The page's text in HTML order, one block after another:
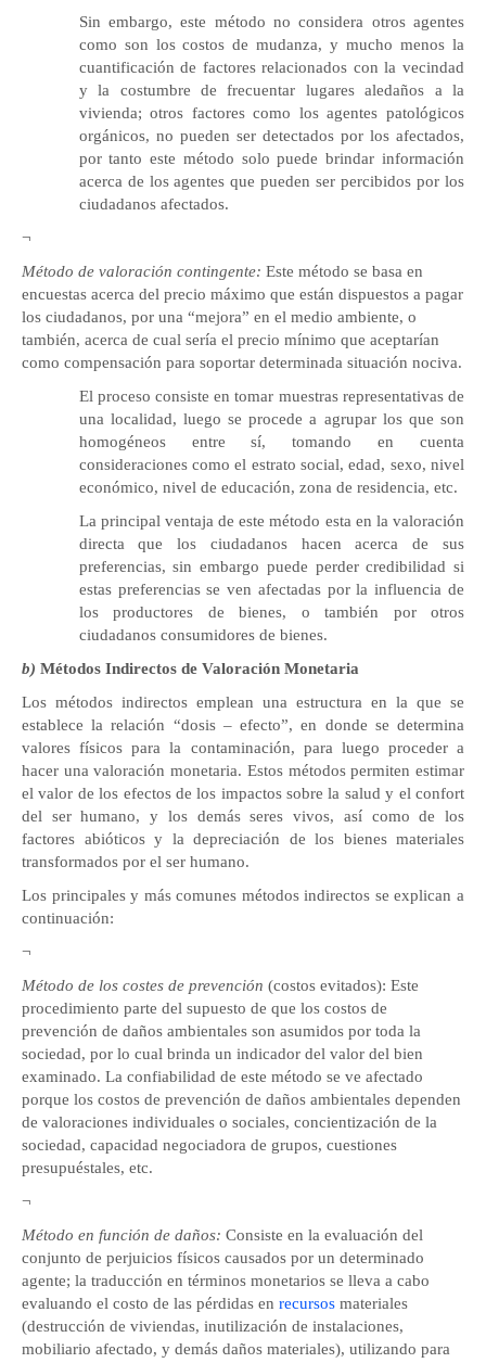
Sin embargo, este método no considera otros agentes
como son los costos de mudanza, y mucho menos la
cuantificación de factores relacionados con la vecindad
y la costumbre de frecuentar lugares aledaños a la
vivienda; otros factores como los agentes patológicos
orgánicos, no pueden ser detectados por los afectados,
por tanto este método solo puede brindar información
acerca de los agentes que pueden ser percibidos por los
ciudadanos afectados.
¬
Método de valoración contingente: Este método se basa en
encuestas acerca del precio máximo que están dispuestos a pagar
los ciudadanos, por una “mejora” en el medio ambiente, o
también, acerca de cual sería el precio mínimo que aceptarían
como compensación para soportar determinada situación nociva.
El proceso consiste en tomar muestras representativas de
una localidad, luego se procede a agrupar los que son
homogéneos entre sí, tomando en cuenta
consideraciones como el estrato social, edad, sexo, nivel
económico, nivel de educación, zona de residencia, etc.
La principal ventaja de este método esta en la valoración
directa que los ciudadanos hacen acerca de sus
preferencias, sin embargo puede perder credibilidad si
estas preferencias se ven afectadas por la influencia de
los productores de bienes, o también por otros
ciudadanos consumidores de bienes.
b) Métodos Indirectos de Valoración Monetaria
Los métodos indirectos emplean una estructura en la que se
establece la relación “dosis – efecto”, en donde se determina
valores físicos para la contaminación, para luego proceder a
hacer una valoración monetaria. Estos métodos permiten estimar
el valor de los efectos de los impactos sobre la salud y el confort
del ser humano, y los demás seres vivos, así como de los
factores abióticos y la depreciación de los bienes materiales
transformados por el ser humano.
Los principales y más comunes métodos indirectos se explican a
continuación:
¬
Método de los costes de prevención (costos evitados): Este
procedimiento parte del supuesto de que los costos de
prevención de daños ambientales son asumidos por toda la
sociedad, por lo cual brinda un indicador del valor del bien
examinado. La confiabilidad de este método se ve afectado
porque los costos de prevención de daños ambientales dependen
de valoraciones individuales o sociales, concientización de la
sociedad, capacidad negociadora de grupos, cuestiones
presupuéstales, etc.
¬
Método en función de daños: Consiste en la evaluación del
conjunto de perjuicios físicos causados por un determinado
agente; la traducción en términos monetarios se lleva a cabo
evaluando el costo de las pérdidas en recursos materiales
(destrucción de viviendas, inutilización de instalaciones,
mobiliario afectado, y demás daños materiales), utilizando para